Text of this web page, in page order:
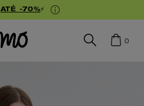
ATÉ -70%⚡
0